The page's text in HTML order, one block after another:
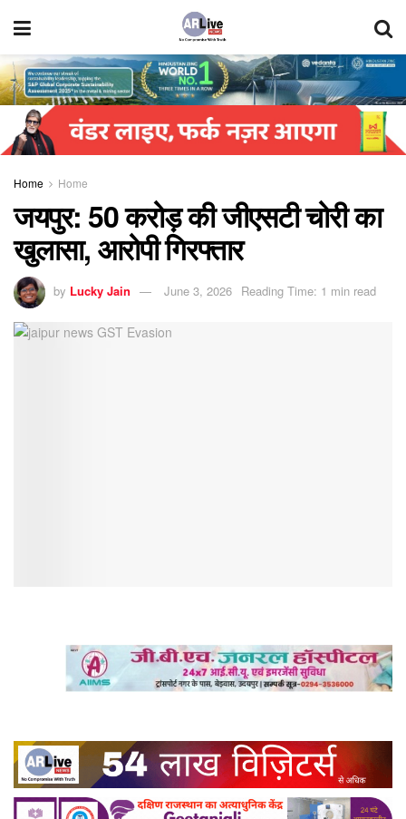
Home Home
जयपुर: 50 करोड़ की जीएसटी चोरी का
खुलासा, आरोपी गिरफ्तार
by Lucky Jain June 3, 2026 Reading Time: 1 min read